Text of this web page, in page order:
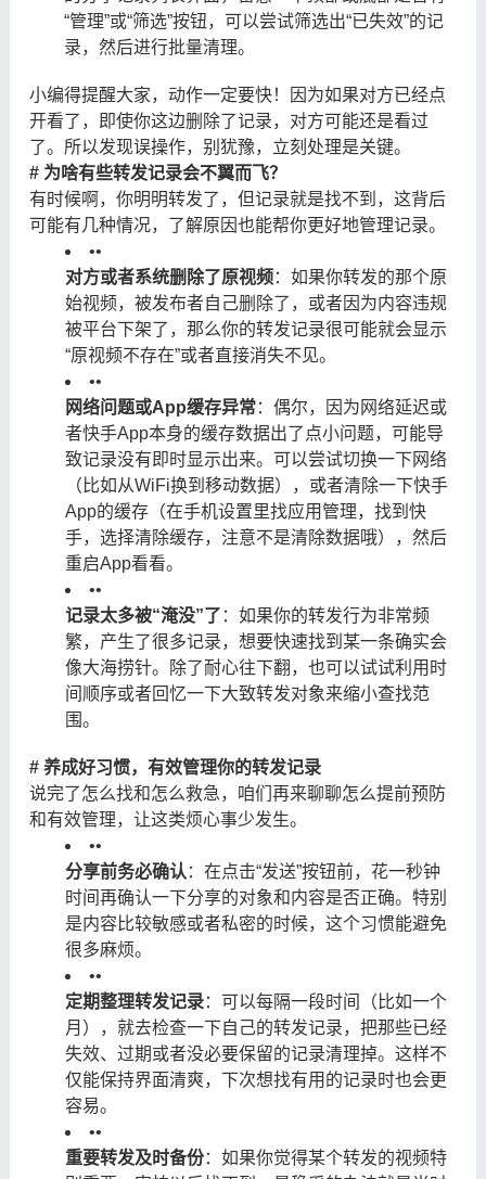
“管理”或“筛选”按钮，可以尝试筛选出“已失效”的记
录，然后进行批量清理。
小编得提醒大家，动作一定要快！因为如果对方已经点
开看了，即使你这边删除了记录，对方可能还是看过
了。所以发现误操作，别犹豫，立刻处理是关键。
# 为啥有些转发记录会不翼而飞？
有时候啊，你明明转发了，但记录就是找不到，这背后
可能有几种情况，了解原因也能帮你更好地管理记录。
••
对方或者系统删除了原视频：如果你转发的那个原
始视频，被发布者自己删除了，或者因为内容违规
被平台下架了，那么你的转发记录很可能就会显示
“原视频不存在”或者直接消失不见。
••
网络问题或App缓存异常：偶尔，因为网络延迟或
者快手App本身的缓存数据出了点小问题，可能导
致记录没有即时显示出来。可以尝试切换一下网络
（比如从WiFi换到移动数据），或者清除一下快手
App的缓存（在手机设置里找应用管理，找到快
手，选择清除缓存，注意不是清除数据哦），然后
重启App看看。
••
记录太多被“淹没”了 ：如果你的转发行为非常频
繁，产生了很多记录，想要快速找到某一条确实会
像大海捞针。除了耐心往下翻，也可以试试利用时
间顺序或者回忆一下大致转发对象来缩小查找范
围。
# 养成好习惯，有效管理你的转发记录
说完了怎么找和怎么救急，咱们再来聊聊怎么提前预防
和有效管理，让这类烦心事少发生。
••
分享前务必确认 ：在点击“发送”按钮前，花一秒钟
时间再确认一下分享的对象和内容是否正确。特别
是内容比较敏感或者私密的时候，这个习惯能避免
很多麻烦。
••
定期整理转发记录：可以每隔一段时间（比如一个
月），就去检查一下自己的转发记录，把那些已经
失效、过期或者没必要保留的记录清理掉。这样不
仅能保持界面清爽，下次想找有用的记录时也会更
容易。
••
重要转发及时备份：如果你觉得某个转发的视频特